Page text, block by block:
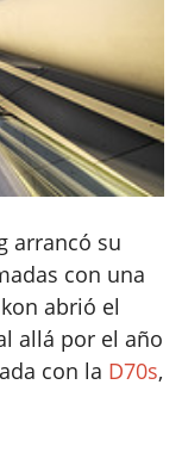
arrancó su
con una
abrió el
allá por el año
con la D70s,